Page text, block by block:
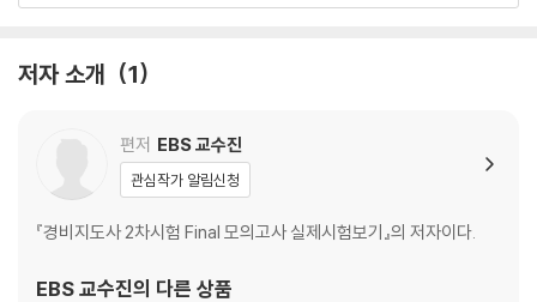
CHAPTER 12 종합문제
PART 02 노동법Ⅱ
CHAPTER 01 총 설
CHAPTER 02 단결권
CHAPTER 04 단체행동권
저자 소개 1
편저 EBS 교수진
관심작가 알림신청
『경비지도사 2차시험 Final 모의고사 실제시험보기』의 저자이다.
EBS 교수진의 다른 상품